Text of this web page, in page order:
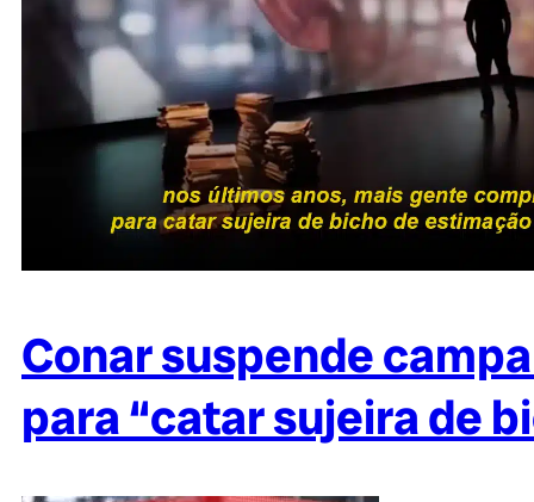
Conar suspende
para “catar sujeira de